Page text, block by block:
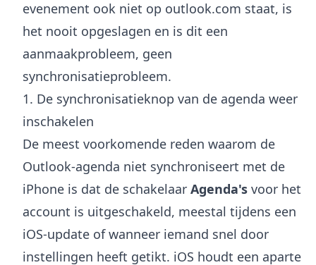
evenement ook niet op outlook.com staat, is
het nooit opgeslagen en is dit een
aanmaakprobleem, geen
synchronisatieprobleem.
1. De synchronisatieknop van de agenda weer
inschakelen
De meest voorkomende reden waarom de
Outlook-agenda niet synchroniseert met de
iPhone is dat de schakelaar Agenda's voor het
account is uitgeschakeld, meestal tijdens een
iOS-update of wanneer iemand snel door
instellingen heeft getikt. iOS houdt een aparte